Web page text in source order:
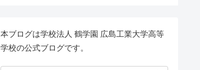
本ブログは学校法人 鶴学園 広島工業大学高等
学校の公式ブログです。